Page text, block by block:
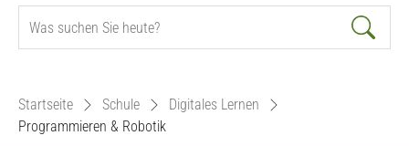
Startseite Schule
Digitales Lernen
Programmieren & Robotik